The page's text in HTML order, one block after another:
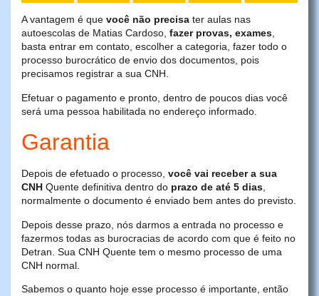
A vantagem é que você não precisa ter aulas nas
autoescolas de Matias Cardoso, fazer provas, exames,
basta entrar em contato, escolher a categoria, fazer todo o
processo burocrático de envio dos documentos, pois
precisamos registrar a sua CNH.
Efetuar o pagamento e pronto, dentro de poucos dias você
será uma pessoa habilitada no endereço informado.
Garantia
Depois de efetuado o processo, você vai receber a sua
CNH Quente definitiva dentro do prazo de até 5 dias,
normalmente o documento é enviado bem antes do previsto.
Depois desse prazo, nós darmos a entrada no processo e
fazermos todas as burocracias de acordo com que é feito no
Detran. Sua CNH Quente tem o mesmo processo de uma
CNH normal.
Sabemos o quanto hoje esse processo é importante, então